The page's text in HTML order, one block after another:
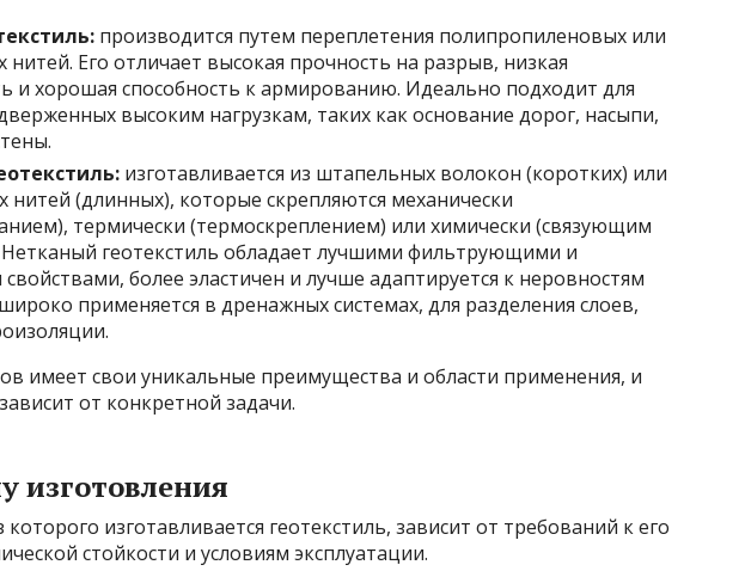
производится путем переплетения полипропиленовых или
Его отличает высокая прочность на разрыв, низкая
и хорошая способность к армированию. Идеально подходит для
высоким нагрузкам, таких как основание дорог, насыпи,
изготавливается из штапельных волокон (коротких) или
нитей (длинных), которые скрепляются механически
термически (термоскреплением) или химически (связующим
геотекстиль обладает лучшими фильтрующими и
более эластичен и лучше адаптируется к неровностям
применяется в дренажных системах, для разделения слоев,
имеет свои уникальные преимущества и области применения, и
от конкретной задачи.
изготовления
изготавливается геотекстиль, зависит от требований к его
стойкости и условиям эксплуатации.